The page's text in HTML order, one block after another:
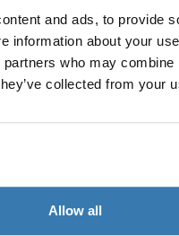
and ads, to provide
information about your
who may
collected from your
Allow all
topic/data-
data-
clauses-scc_en
také na
za země s
údajů. Informace